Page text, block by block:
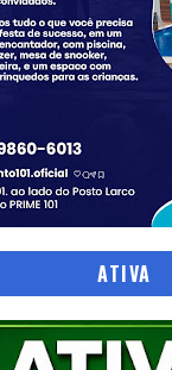
ATIVA